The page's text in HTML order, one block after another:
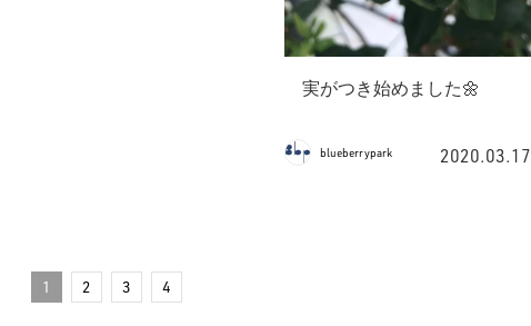
実がつき始めました🌼
blueberrypark 2020.03.17
1 2 3 4